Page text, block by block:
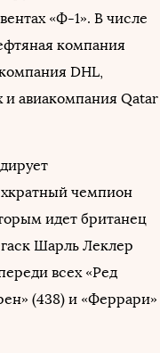
«Ф-1». В числе
компания
DHL,
и авиакомпания Qatar
чемпион
идет британец
Шарль Леклер
всех «Ред
(438) и «Феррари»